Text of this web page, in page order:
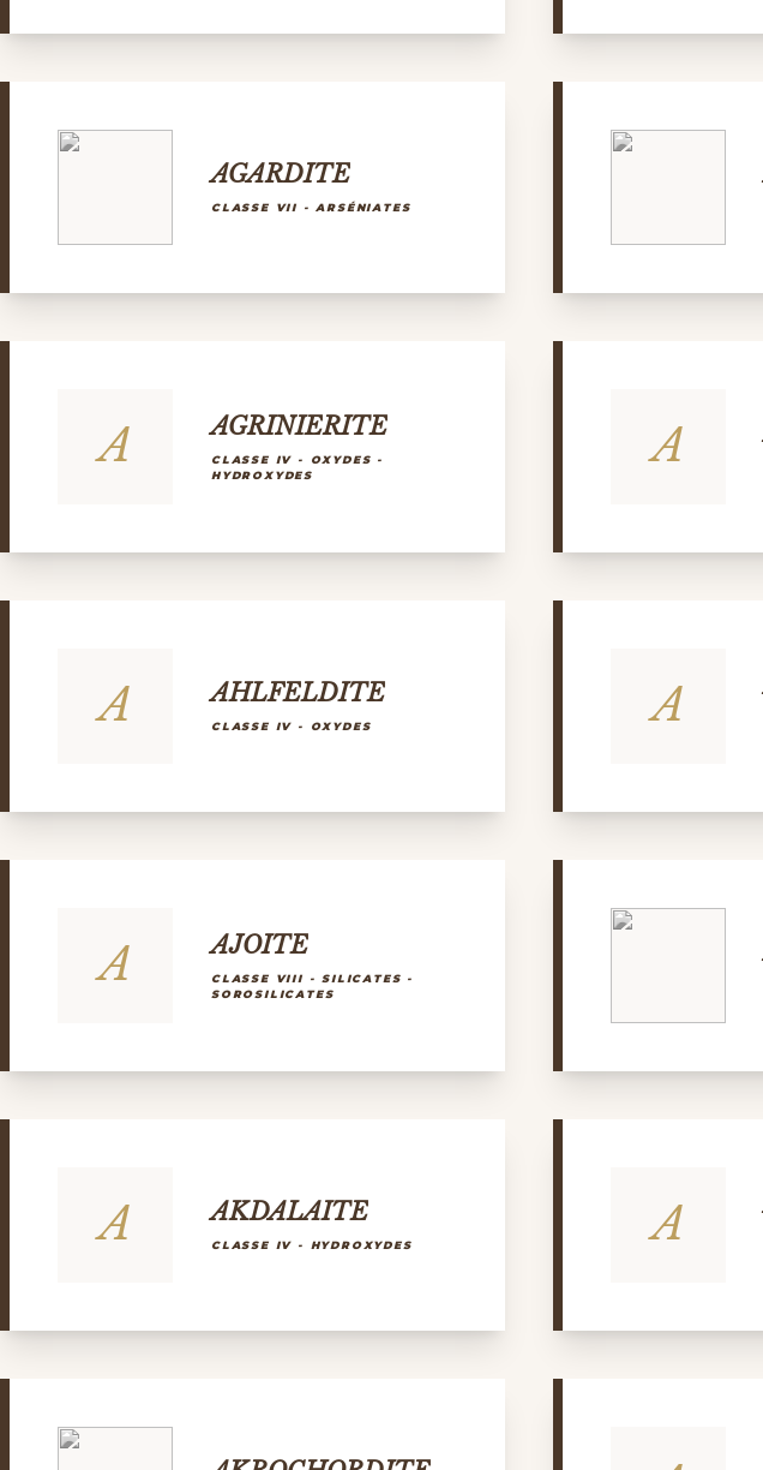
AGARDITE
CLASSE VII - ARSÉNIATES
A AGRINIERITE
CLASSE IV - OXYDES -
HYDROXYDES
A
A AHLFELDITE
CLASSE IV - OXYDES A
A AJOITE
CLASSE VIII - SILICATES -
SOROSILICATES
A AKDALAITE
CLASSE IV - HYDROXYDES A